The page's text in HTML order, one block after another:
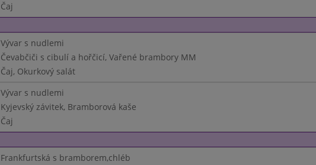
Čaj
Vývar s nudlemi
Čevabčiči s cibulí a hořčicí, Vařené brambory MM
Čaj, Okurkový salát
Vývar s nudlemi
Kyjevský závitek, Bramborová kaše
Čaj
Frankfurtská s bramborem,chléb